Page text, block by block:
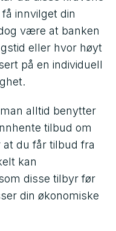
innvilget din
være at banken
eller hvor høyt
på en individuell
alltid benytter
tilbud om
du får tilbud fra
kan
disse tilbyr før
din økonomiske